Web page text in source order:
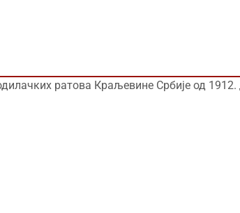
ратова Краљевине Србије од 1912.